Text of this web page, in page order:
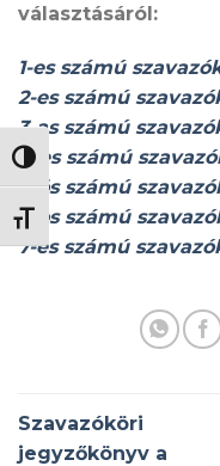
NAGY KONTRASZT
BETŰMÉRET
választásáról:
1-es számú
2-es számú
3-as számú
4-es számú
5-ös számú
6-os számú
7-es számú
Szavazóköri
jegyzőkönyv a